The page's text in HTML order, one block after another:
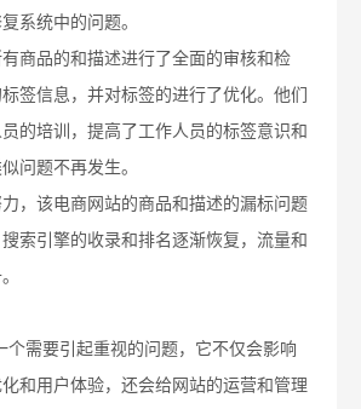
系统中的问题。
商品的和描述进行了全面的审核和检
签信息，并对标签的进行了优化。他们
的培训，提高了工作人员的标签意识和
问题不再发生。
，该电商网站的商品和描述的漏标问题
索引擎的收录和排名逐渐恢复，流量和
个需要引起重视的问题，它不仅会影响
和用户体验，还会给网站的运营和管理